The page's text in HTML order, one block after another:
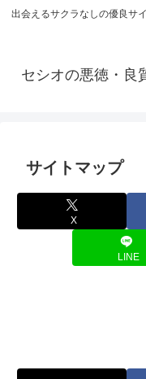
出会えるサクラなしの優良サ
セシオの悪徳・良
サイトマップ
X
LINE